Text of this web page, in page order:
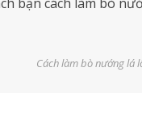
Cách làm bò nướng lá